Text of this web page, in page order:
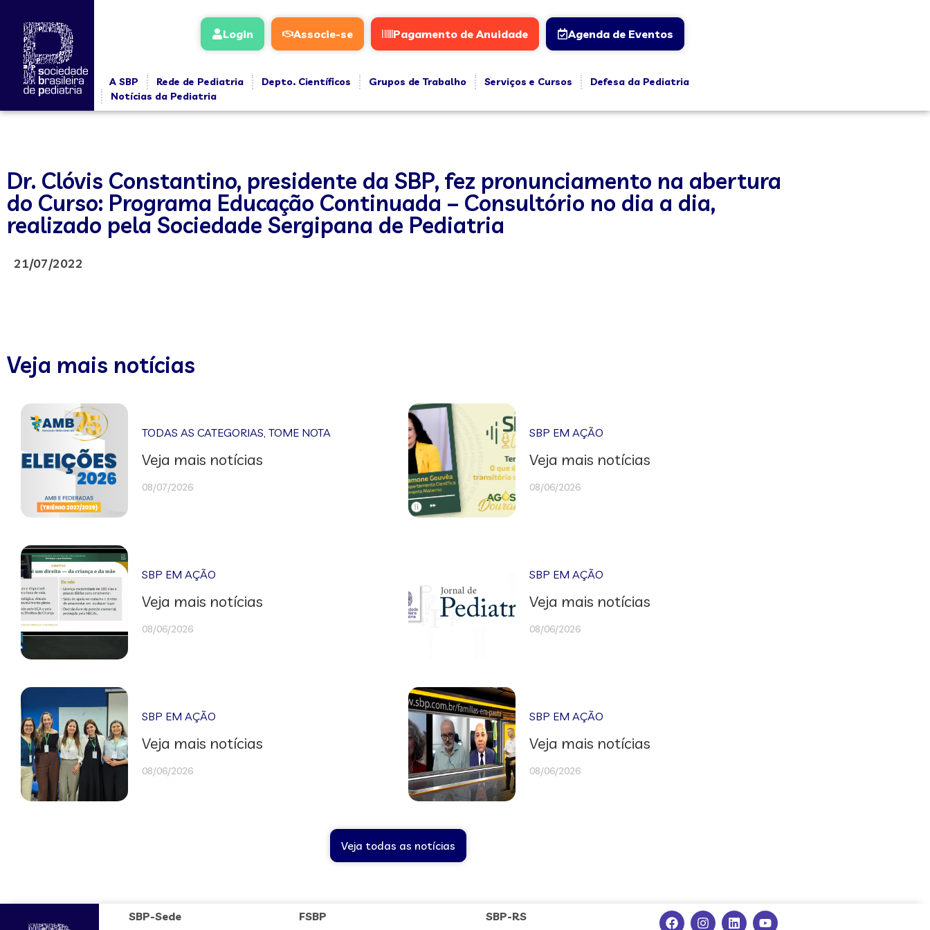
Login Associe-se Pagamento de Anuidade Agenda de Eventos
A SBP Rede de Pediatria Depto. Científicos Grupos de Trabalho Serviços e Cursos
Defesa da Pediatria
Notícias da Pediatria
Dr. Clóvis Constantino, presidente da SBP, fez pronunciamento na abertura
do Curso: Programa Educação Continuada – Consultório no dia a dia,
realizado pela Sociedade Sergipana de Pediatria
21/07/2022
Veja mais notícias
TODAS AS CATEGORIAS,TOME NOTA
Veja mais notícias
08/07/2026
SBP EM AÇÃO
Veja mais notícias
08/06/2026
SBP EM AÇÃO
Veja mais notícias
08/06/2026
SBP EM AÇÃO
Veja mais notícias
08/06/2026
SBP EM AÇÃO
Veja mais notícias
08/06/2026
SBP EM AÇÃO
Veja mais notícias
08/06/2026
Veja todas as notícias
SBP-Sede FSBP SBP-RS